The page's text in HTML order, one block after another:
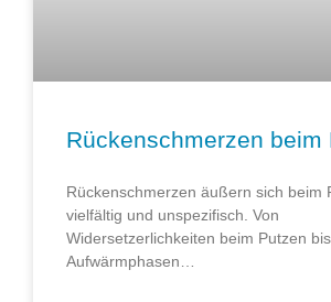
Rückenschmerzen beim
Rückenschmerzen äußern sich beim
vielfältig und unspezifisch. Von
Widersetzerlichkeiten beim Putzen
Aufwärmphasen…